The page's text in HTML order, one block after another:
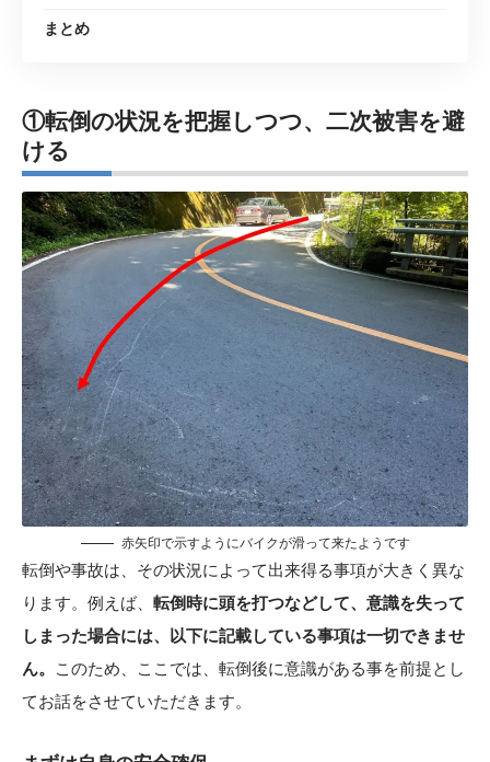
まとめ
①転倒の状況を把握しつつ、二次被害を避
ける
赤矢印で示すようにバイクが滑って来たようです
転倒や事故は、その状況によって出来得る事項が大きく異な
ります。例えば、 転倒時に頭を打つなどして、意識を失って
しまった場合には、以下に記載している事項は一切できませ
ん。
このため、ここでは、転倒後に意識がある事を前提とし
てお話をさせていただきます。